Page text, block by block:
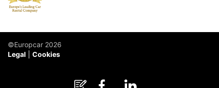
©Europcar 2026
Legal
Cookies